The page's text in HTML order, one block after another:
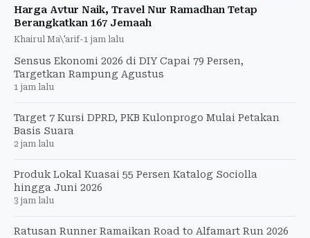
Harga Avtur Naik, Travel Nur Ramadhan Tetap
Berangkatkan 167 Jemaah
Khairul Ma\'arif-1 jam lalu
Sensus Ekonomi 2026 di DIY Capai 79 Persen,
Targetkan Rampung Agustus
1 jam lalu
Target 7 Kursi DPRD, PKB Kulonprogo Mulai Petakan
Basis Suara
2 jam lalu
Produk Lokal Kuasai 55 Persen Katalog Sociolla
hingga Juni 2026
3 jam lalu
Ratusan Runner Ramaikan Road to Alfamart Run 2026